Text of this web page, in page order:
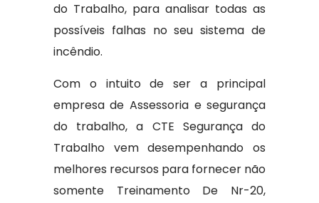
do Trabalho, para analisar todas as
possíveis falhas no seu sistema de
incêndio.
Com o intuito de ser a principal
empresa de Assessoria e segurança
do trabalho, a CTE Segurança do
Trabalho vem desempenhando os
melhores recursos para fornecer não
somente Treinamento De Nr-20,